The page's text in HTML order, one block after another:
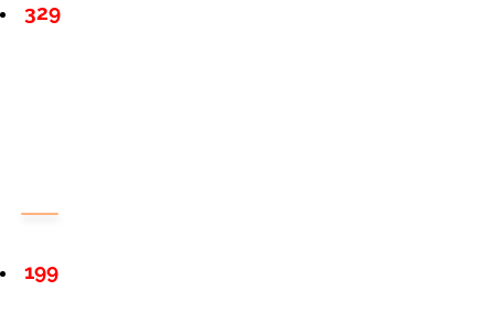
329
199